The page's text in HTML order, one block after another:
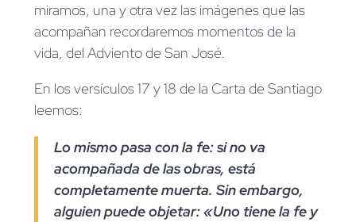
miramos, una y otra vez las imágenes que las
acompañan recordaremos momentos de la
vida, del Adviento de San José.
En los versículos 17 y 18 de la Carta de Santiago
leemos:
Lo mismo pasa con la fe: si no va
acompañada de las obras, está
completamente muerta. Sin embargo,
alguien puede objetar: «Uno tiene la fe y